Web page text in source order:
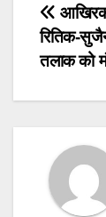
Post
रितिक-
तलाक को